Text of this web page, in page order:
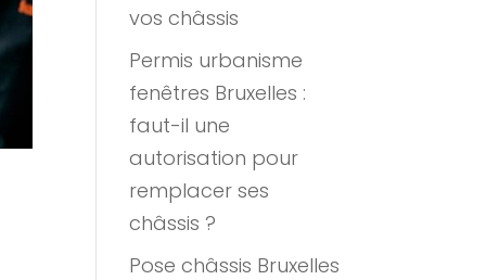
vos châssis
Permis urbanisme
fenêtres Bruxelles :
faut-il une
autorisation pour
remplacer ses
châssis ?
Pose châssis Bruxelles